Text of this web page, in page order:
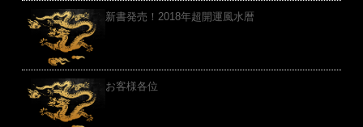
新書発売！2018年超開運風水暦
お客様各位